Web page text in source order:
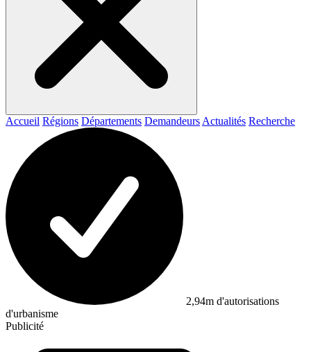
Accueil Régions Départements Demandeurs Actualités Recherche
2,94m d'autorisations
d'urbanisme
Publicité